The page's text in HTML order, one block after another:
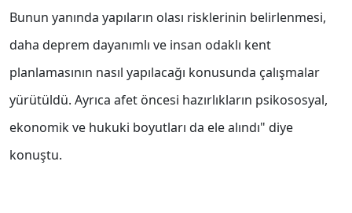
Bunun yanında yapıların olası risklerinin belirlenmesi,
daha deprem dayanımlı ve insan odaklı kent
planlamasının nasıl yapılacağı konusunda çalışmalar
yürütüldü. Ayrıca afet öncesi hazırlıkların psikososyal,
ekonomik ve hukuki boyutları da ele alındı" diye
konuştu.